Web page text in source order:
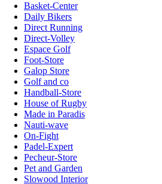
Basket-Center
Daily Bikers
Direct Running
Direct-Volley
Espace Golf
Foot-Store
Galop Store
Golf and co
Handball-Store
House of Rugby
Made in Paradis
Nauti-wave
On-Fight
Padel-Expert
Pecheur-Store
Pet and Garden
Slowood Interior